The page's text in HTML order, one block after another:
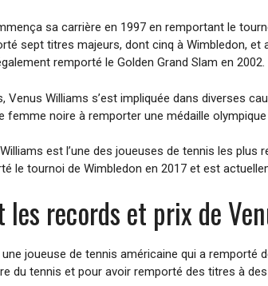
sa carrière en 1997 en remportant le
sept titres majeurs, dont cinq à Wimbledon, et
remporté le Golden Grand Slam en 2002.
Venus Williams s’est impliquée dans diverses
femme noire à remporter une médaille
est l’une des joueuses de tennis les
le tournoi de Wimbledon en 2017 et est
les records et prix de
joueuse de tennis américaine qui a remporté
du tennis et pour avoir remporté des titres à